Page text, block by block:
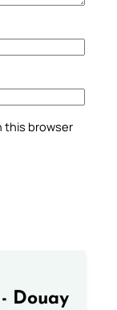
this browser
Douay